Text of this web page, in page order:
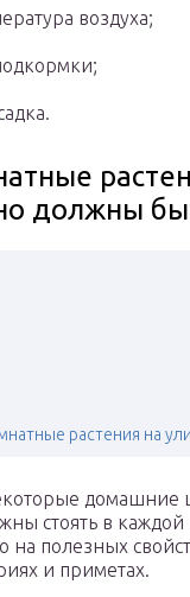
воздуха;
должны
растения на
домашние
стоять в каждой
на полезных
и приметах.